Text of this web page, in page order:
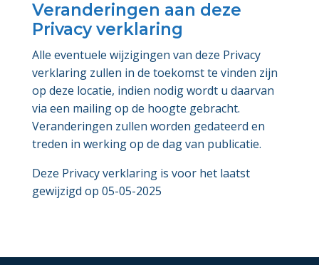
Veranderingen aan deze
Privacy verklaring
Alle eventuele wijzigingen van deze Privacy
verklaring zullen in de toekomst te vinden zijn
op deze locatie, indien nodig wordt u daarvan
via een mailing op de hoogte gebracht.
Veranderingen zullen worden gedateerd en
treden in werking op de dag van publicatie.
Deze Privacy verklaring is voor het laatst
gewijzigd op 05-05-2025